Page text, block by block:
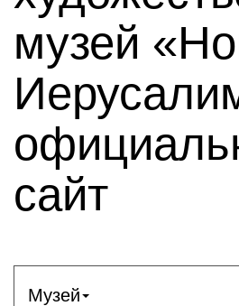
музей
сайт
Музей